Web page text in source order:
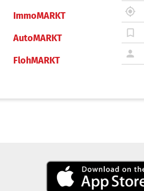
ImmoMARKT
AutoMARKT
FlohMARKT